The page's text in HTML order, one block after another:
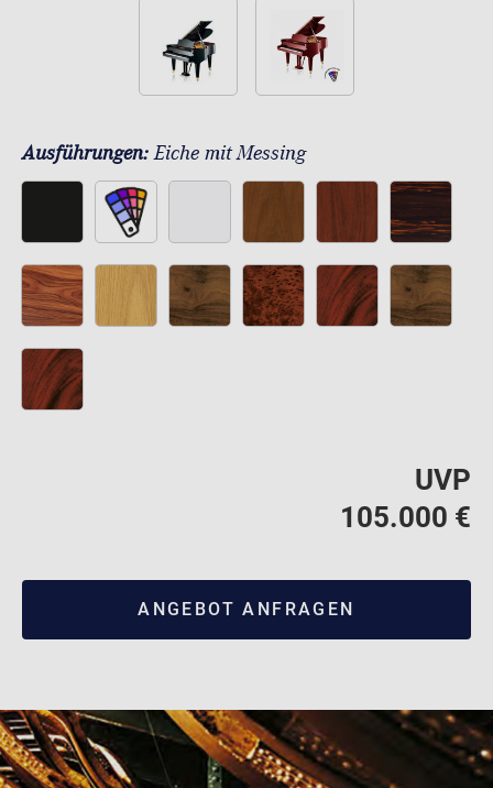
Ausführungen:Eiche mit Messing
UVP
105.000 €
ANGEBOT ANFRAGEN